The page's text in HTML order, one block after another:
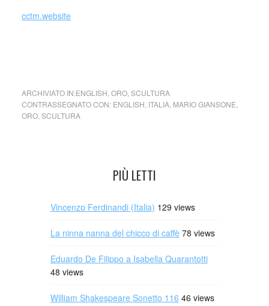
cctm.website
ARCHIVIATO IN:ENGLISH ORO, SCULTURA
CONTRASSEGNATO CON: ENGLISH ITALIA, MARIO GIANSONE
ORO, SCULTURA
PIÙ LETTI
Vincenzo Ferdinandi (Italia) 129 views
La ninna nanna del chicco di caffè 78 views
Eduardo De Filippo a Isabella Quarantotti
48 views
William Shakespeare Sonetto 116 46 views